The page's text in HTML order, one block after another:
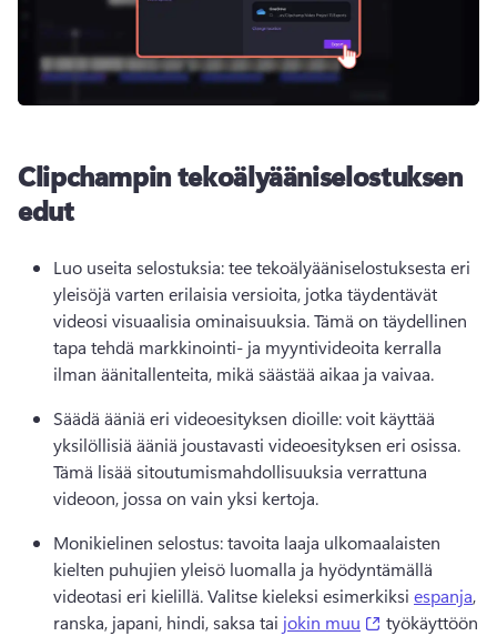
Clipchampin tekoälyääniselostuksen
edut
Luo useita selostuksia: tee tekoälyääniselostuksesta eri
yleisöjä varten erilaisia versioita, jotka täydentävät
videosi visuaalisia ominaisuuksia. Tämä on täydellinen
tapa tehdä markkinointi- ja myyntivideoita kerralla
ilman äänitallenteita, mikä säästää aikaa ja vaivaa.
Säädä ääniä eri videoesityksen dioille: voit käyttää
Tämä lisää sitoutumismahdollisuuksia verrattuna
videoon, jossa on vain yksi kertoja.
Monikielinen selostus: tavoita laaja ulkomaalaisten
kielten puhujien yleisö luomalla ja hyödyntämällä
videotasi eri kielillä. Valitse kieleksi esimerkiksi espanja,
ranska, japani, hindi, saksa tai jokin muu (opens in a
työkäyttöön